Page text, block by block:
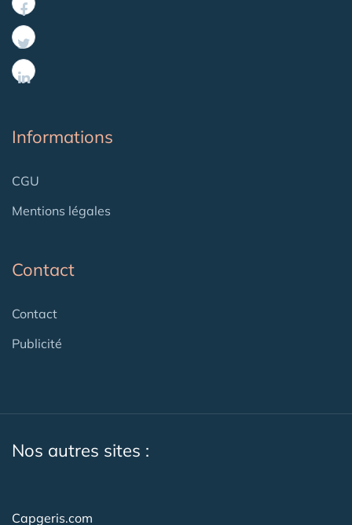
Informations
CGU
Mentions légales
Contact
Contact
Publicité
Nos autres sites :
Capgeris.com